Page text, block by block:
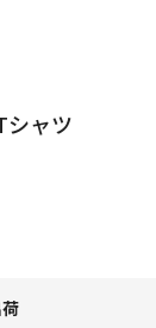
シャツ